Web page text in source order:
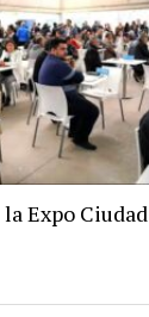
Expo Ciudad